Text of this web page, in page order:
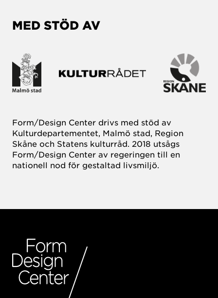
MED STÖD AV
Form/Design Center drivs med stöd av
Kulturdepartementet, Malmö stad, Region
Skåne och Statens kulturråd. 2018 utsågs
Form/Design Center av regeringen till en
nationell nod för gestaltad livsmiljö.